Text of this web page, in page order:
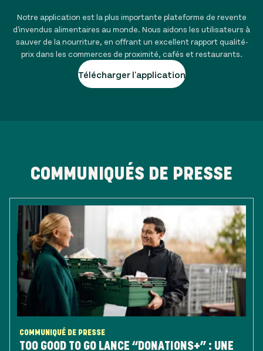
Notre application est la plus importante plateforme de revente
d'invendus alimentaires au monde. Nous aidons les utilisateurs à
sauver de la nourriture, en offrant un excellent rapport qualité-
prix dans les commerces de proximité, cafés et restaurants.
Télécharger l'application
COMMUNIQUÉS DE PRESSE
COMMUNIQUÉ DE PRESSE
TOO GOOD TO GO LANCE “DONATIONS+” : UNE